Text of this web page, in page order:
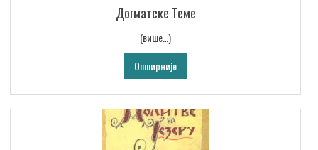
Догматске Теме
(више…)
Опширније